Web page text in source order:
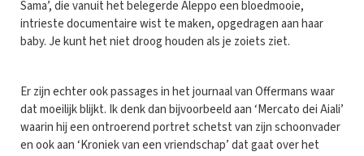
Sama’, die vanuit het belegerde Aleppo een bloedmooie,
intrieste documentaire wist te maken, opgedragen aan haar
baby. Je kunt het niet droog houden als je zoiets ziet.
Er zijn echter ook passages in het journaal van Offermans waar
dat moeilijk blijkt. Ik denk dan bijvoorbeeld aan ‘Mercato dei Aiali’
waarin hij een ontroerend portret schetst van zijn schoonvader
en ook aan ‘Kroniek van een vriendschap’ dat gaat over het